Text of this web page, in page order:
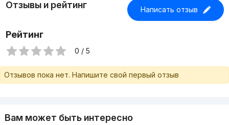
Отзывы и рейтинг Написать отзыв
Рейтинг
0 / 5
Отзывов пока нет. Напишите свой первый отзыв
Вам может быть интересно